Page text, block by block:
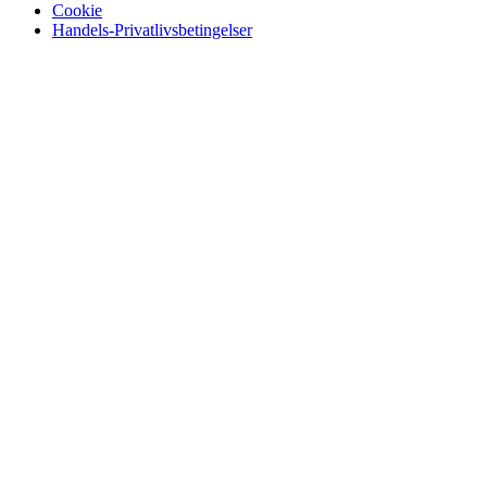
Cookie
Handels-Privatlivsbetingelser